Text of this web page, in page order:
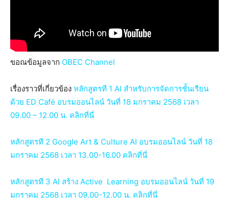
ขอณข้อมูลจาก OBEC Channel
เรื่องราวที่เกี่ยวข้อง หลักสูตรที 1 AI สำหรับการจัดการชั้นเรียน
ด้วย ED Café อบรมออนไลน์ วันที่ 18 มกราคม 2568 เวลา
09.00 – 12.00 น. คลิกที่นี่
หลักสูตรที 2 Google Art & Culture AI อบรมออนไลน์ วันที่ 18
มกราคม 2568 เวลา 13.00-16.00 คลิกที่นี่
หลักสูตรที 3 AI สร้าง Active Learning อบรมออนไลน์ วันที่ 19
มกราคม 2568 เวลา 09.00-12.00 น. คลิกที่นี่